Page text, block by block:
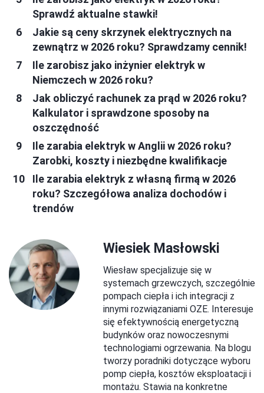
Sprawdź aktualne stawki!
Jakie są ceny skrzynek elektrycznych na
zewnątrz w 2026 roku? Sprawdzamy cennik!
Ile zarobisz jako inżynier elektryk w
Niemczech w 2026 roku?
Jak obliczyć rachunek za prąd w 2026 roku?
Kalkulator i sprawdzone sposoby na
oszczędność
Ile zarabia elektryk w Anglii w 2026 roku?
Zarobki, koszty i niezbędne kwalifikacje
Ile zarabia elektryk z własną firmą w 2026
roku? Szczegółowa analiza dochodów i
trendów
Wiesiek Masłowski
Wiesław specjalizuje się w
systemach grzewczych, szczególnie
pompach ciepła i ich integracji z
innymi rozwiązaniami OZE. Interesuje
się efektywnością energetyczną
budynków oraz nowoczesnymi
technologiami ogrzewania. Na blogu
tworzy poradniki dotyczące wyboru
pomp ciepła, kosztów eksploatacji i
montażu. Stawia na konkretne